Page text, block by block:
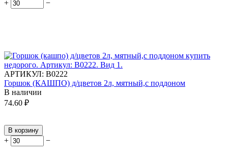
+ −
АРТИКУЛ: В0222
Горшок (КАШПО) д/цветов 2л, мятный,с поддоном
В наличии
74.60 ₽
В корзину
+ −